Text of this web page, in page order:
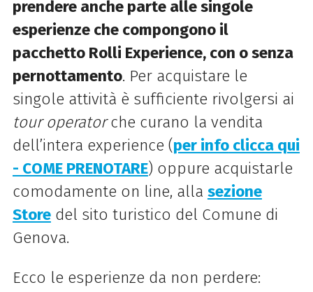
prendere anche parte alle singole
esperienze che compongono il
pacchetto Rolli Experience, con o senza
pernottamento. Per acquistare le
singole attività è sufficiente rivolgersi ai
tour operatorche curano la vendita
dell’intera experience (per infoclicca qui
- COME PRENOTARE) oppure acquistarle
comodamente on line, alla sezione
Storedel sito turistico del Comune di
Genova.
Ecco le esperienze da non perdere: